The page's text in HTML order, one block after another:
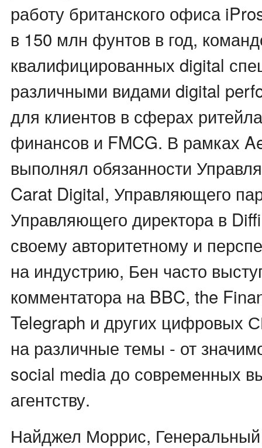
работу британского офиса
в 150 млн фунтов в год,
квалифицированных digital
различными видами digital
для клиентов в сферах
финансов и FMCG. В рамках
выполнял обязанности
Carat Digital, Управляющего
Управляющего директора в
своему авторитетному и
на индустрию, Бен часто
комментатора на BBC, the
Telegraph и других цифровых
на различные темы - от
social media до современных
агентству.
Найджел Моррис,